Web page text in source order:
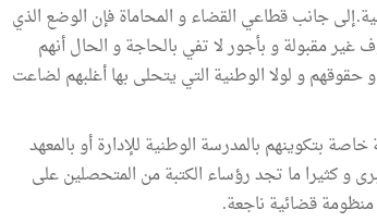
جانب قطاعي القضاء و المحاماة فإن الوضع الذي
مقبولة و بأجور لا تفي بالحاجة و الحال أنهم
و لولا الوطنية التي يتحلى بها أغلبهم لضاعت
بتكوينهم بالمدرسة الوطنية للإدارة أو بالمعهد
و كثيرا ما تجد رؤساء الكتبة من المتحصلين على
منظومة قضائية ناجعة.